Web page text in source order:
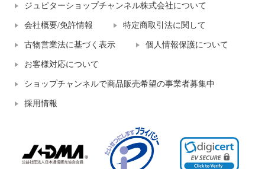
ジュピターショップチャンネル株式会社について
会社概要/免許情報 特定商取引法に関して
古物営業法に基づく表示 個人情報保護について
お客様対応について
ショップチャンネルで商品販売希望の事業者募集中
採用情報